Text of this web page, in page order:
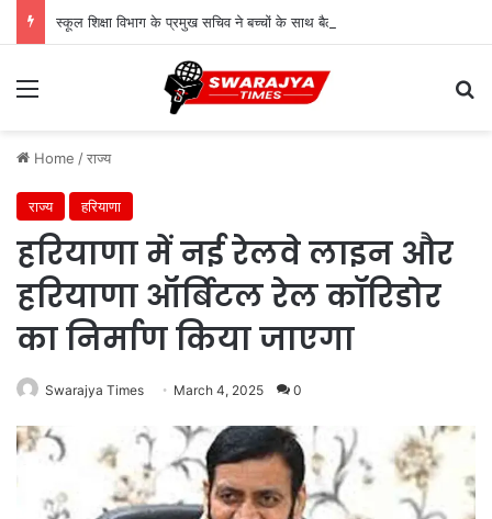
Menu
Home /राज्य
राज्य हरियाणा
हरियाणा में नई रेलवे लाइन और
हरियाणा ऑर्बिटल रेल कॉरिडोर
का निर्माण किया जाएगा
Swarajya Times March 4, 2025 0